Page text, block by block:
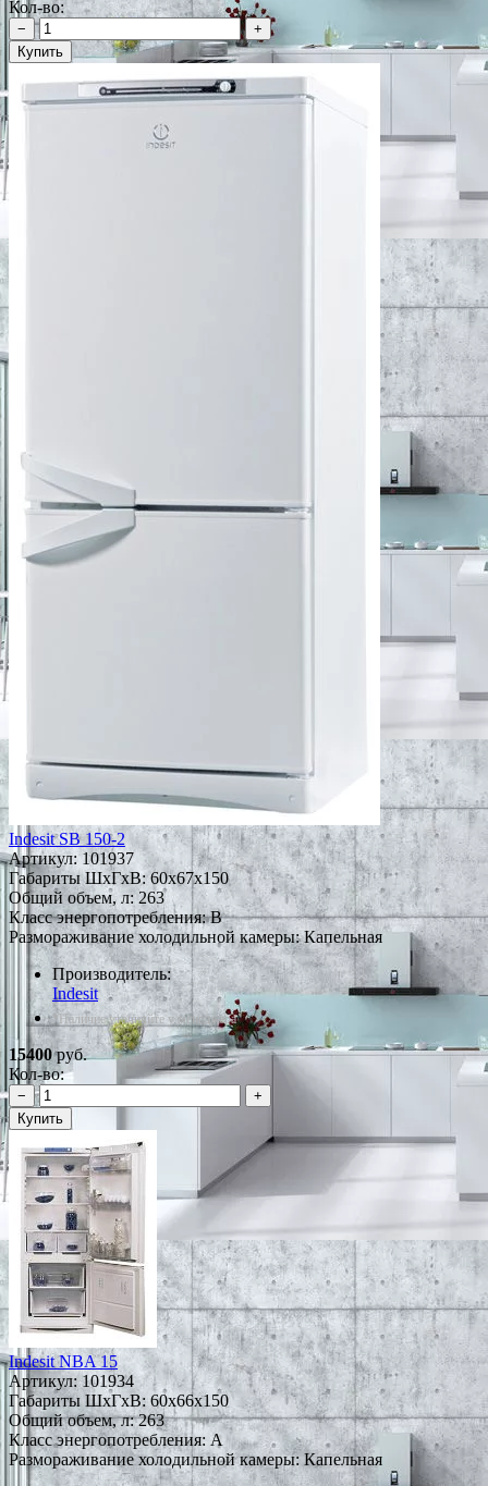
Кол-во:
−
+
Купить
Indesit SB 150-2
Артикул: 101937
Габариты ШxГxВ: 60x67x150
Общий объем, л: 263
Класс энергопотребления: B
Размораживание холодильной камеры: Капельная
Производитель:
Indesit
*Наличие уточняйте у менеджера
15400руб.
Кол-во:
−
+
Купить
Indesit NBA 15
Артикул:101934
Габариты ШxГxВ: 60x66x150
Общий объем, л: 263
Класс энергопотребления: A
Размораживание холодильной камеры: Капельная